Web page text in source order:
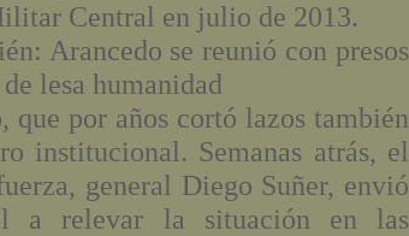
Central en julio de 2013.
Arancedo se reunió con presos
lesa humanidad
que por años cortó lazos también
institucional. Semanas atrás, el
general Diego Suñer, envió
a relevar la situación en las